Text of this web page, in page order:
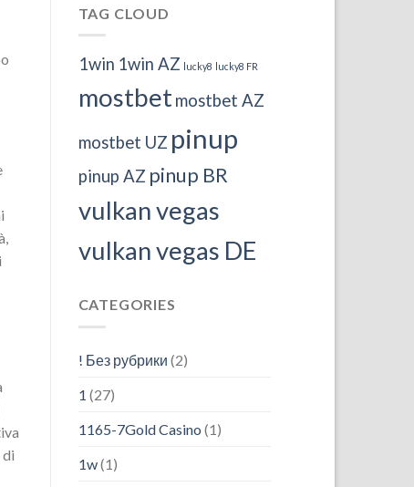
di
TAG CLOUD
1win 1win AZ lucky8 lucky8 FR
mostbet mostbet AZ
mostbet UZ pinup
pinup AZ pinup BR
vulkan vegas
vulkan vegas DE
CATEGORIES
! Без рубрики (2)
1 (27)
1165-7Gold Casino (1)
1w(1)